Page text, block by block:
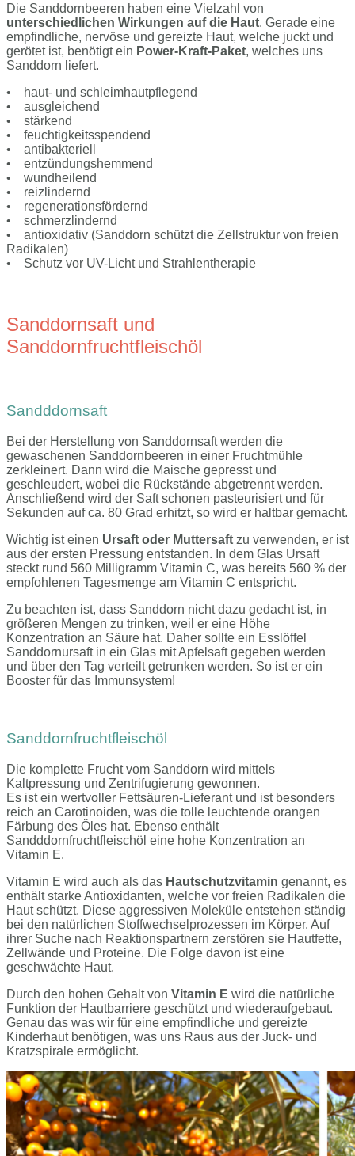
Die Sanddornbeeren haben eine Vielzahl von
unterschiedlichen Wirkungen auf die Haut. Gerade eine
empfindliche, nervöse und gereizte Haut, welche juckt und
gerötet ist, benötigt ein Power-Kraft-Paket, welches uns
Sanddorn liefert.
• haut- und schleimhautpflegend
• ausgleichend
• stärkend
• feuchtigkeitsspendend
• antibakteriell
• entzündungshemmend
• wundheilend
• reizlindernd
• regenerationsfördernd
• schmerzlindernd
• antioxidativ (Sanddorn schützt die Zellstruktur von freien
Radikalen)
• Schutz vor UV-Licht und Strahlentherapie
Sanddornsaft und
Sanddornfruchtfleischöl
Sandddornsaft
Bei der Herstellung von Sanddornsaft werden die
gewaschenen Sanddornbeeren in einer Fruchtmühle
zerkleinert. Dann wird die Maische gepresst und
geschleudert, wobei die Rückstände abgetrennt werden.
Anschließend wird der Saft schonen pasteurisiert und für
Sekunden auf ca. 80 Grad erhitzt, so wird er haltbar gemacht.
Wichtig ist einen Ursaft oder Muttersaft zu verwenden, er ist
aus der ersten Pressung entstanden. In dem Glas Ursaft
steckt rund 560 Milligramm Vitamin C, was bereits 560 % der
empfohlenen Tagesmenge am Vitamin C entspricht.
Zu beachten ist, dass Sanddorn nicht dazu gedacht ist, in
größeren Mengen zu trinken, weil er eine Höhe
Konzentration an Säure hat. Daher sollte ein Esslöffel
Sanddornursaft in ein Glas mit Apfelsaft gegeben werden
und über den Tag verteilt getrunken werden. So ist er ein
Booster für das Immunsystem!
Sanddornfruchtfleischöl
Die komplette Frucht vom Sanddorn wird mittels
Kaltpressung und Zentrifugierung gewonnen.
Es ist ein wertvoller Fettsäuren-Lieferant und ist besonders
reich an Carotinoiden, was die tolle leuchtende orangen
Färbung des Öles hat. Ebenso enthält
Sandddornfruchtfleischöl eine hohe Konzentration an
Vitamin E.
Vitamin E wird auch als das Hautschutzvitamin genannt, es
enthält starke Antioxidanten, welche vor freien Radikalen die
Haut schützt. Diese aggressiven Moleküle entstehen ständig
bei den natürlichen Stoffwechselprozessen im Körper. Auf
ihrer Suche nach Reaktionspartnern zerstören sie Hautfette,
Zellwände und Proteine. Die Folge davon ist eine
geschwächte Haut.
Durch den hohen Gehalt von Vitamin E wird die natürliche
Funktion der Hautbarriere geschützt und wiederaufgebaut.
Genau das was wir für eine empfindliche und gereizte
Kinderhaut benötigen, was uns Raus aus der Juck- und
Kratzspirale ermöglicht.